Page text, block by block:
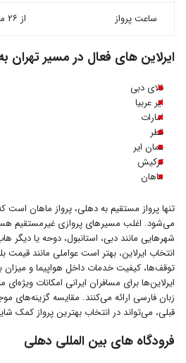
ساعت پرواز از ۲۶ میلیون تومان
ایرلاین های فعال در مسیر تهران
فلای دبی
ایر عربیا
امارات
قطر
عمان ایر
ترکیش
ماهان
تنها پرواز مستقیم به دهلی، پرواز ماهان است
می‌شود. اغلب مسیرهای پروازی غیرمستقیم
شهرهایی مانند دبی، استانبول، دوحه یا
انتخاب ایرلاین، بهتر است عواملی مانند قیمت
توقف‌ها، کیفیت خدمات داخل هواپیما و میزان
ایرلاین‌ها برای مسافران ایرانی امکانات ویژه‌ای
زبان فارسی ارائه می‌کنند. مقایسه گزینه‌های
قبلی، می‌تواند در انتخاب بهترین پرواز کمک
فرودگاه های بین المللی دهلی